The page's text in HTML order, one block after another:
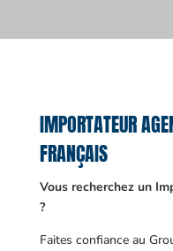
IMPORTATEUR
FRANÇAIS
Vous recherchez un
?
Faites confiance au